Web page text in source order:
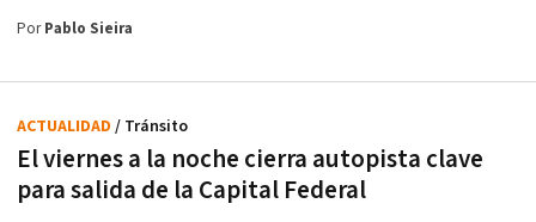
PorPablo Sieira
El viernes a la noche cierra autopista clave
para salida de la Capital Federal
ACTUALIDAD / Tránsito